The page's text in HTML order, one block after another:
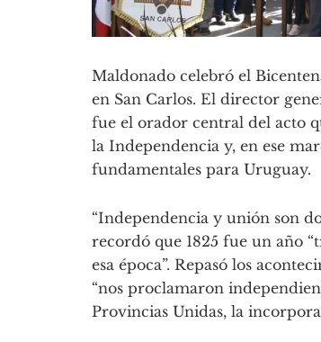
Maldonado celebró el
en San Carlos. El director
fue el orador central del acto
la Independencia y, en ese
fundamentales para Uruguay.
“Independencia y unión son
recordó que 1825 fue un año
esa época”. Repasó los
“nos proclamaron
Provincias Unidas, la